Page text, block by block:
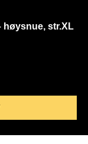
høysnue, str.XL